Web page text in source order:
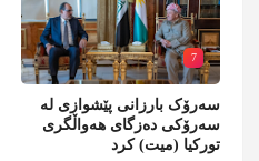
7
سەرۆک بارزانی پێشوازی لە
سەرۆکی دەزگای هەواڵگری
تورکیا (میت) کرد